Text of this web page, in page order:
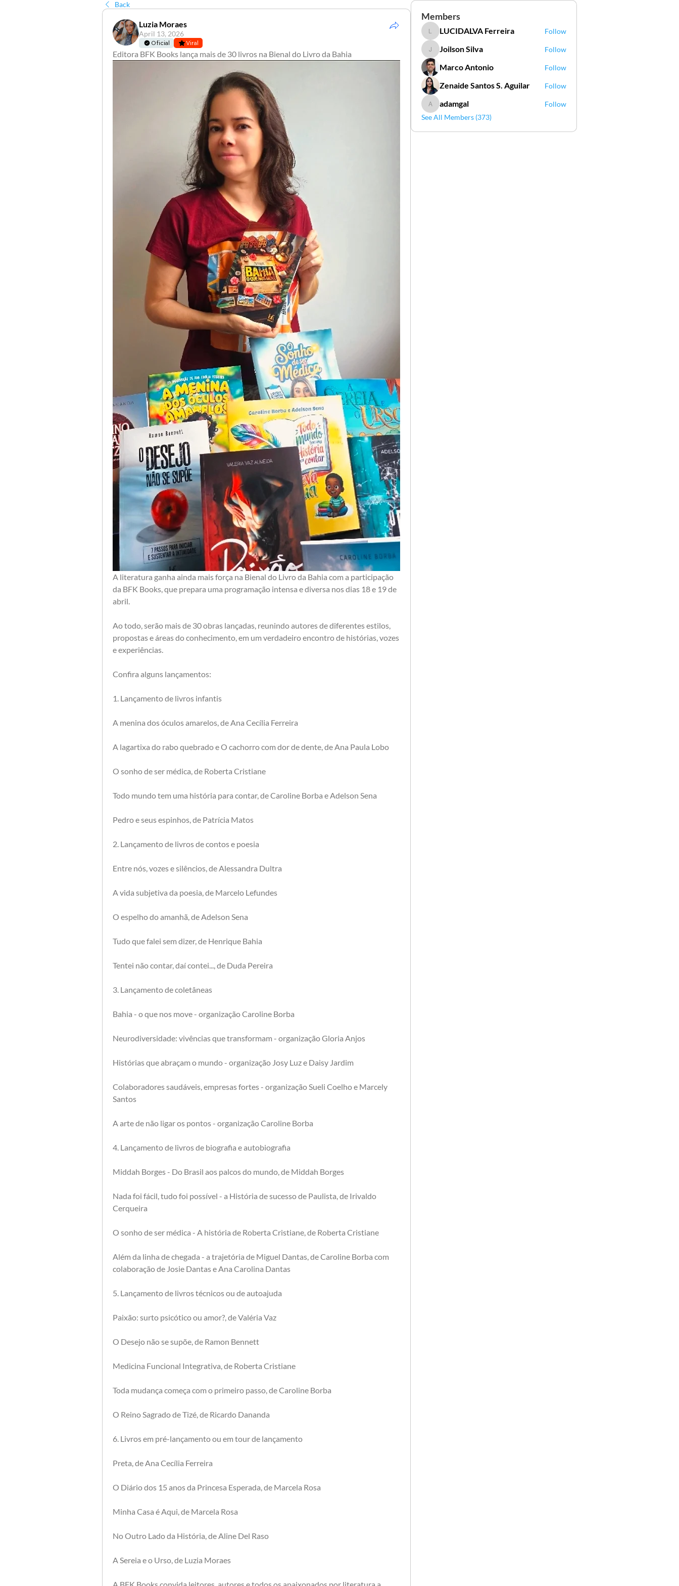
Back
Luzia Moraes
April 13, 2026
Oficial Viral
Editora BFK Books lança mais de 30 livros na Bienal do Livro da Bahia
A literatura ganha ainda mais força na Bienal do Livro da Bahia com a participação
da BFK Books, que prepara uma programação intensa e diversa nos dias 18 e 19 de
abril.
Ao todo, serão mais de 30 obras lançadas, reunindo autores de diferentes estilos,
propostas e áreas do conhecimento, em um verdadeiro encontro de histórias, vozes
e experiências.
Confira alguns lançamentos:
1. Lançamento de livros infantis
A menina dos óculos amarelos, de Ana Cecília Ferreira
A lagartixa do rabo quebrado e O cachorro com dor de dente, de Ana Paula Lobo
O sonho de ser médica, de Roberta Cristiane
Todo mundo tem uma história para contar, de Caroline Borba e Adelson Sena
Pedro e seus espinhos, de Patrícia Matos
2. Lançamento de livros de contos e poesia
Entre nós, vozes e silêncios, de Alessandra Dultra
A vida subjetiva da poesia, de Marcelo Lefundes
O espelho do amanhã, de Adelson Sena
Tudo que falei sem dizer, de Henrique Bahia
Tentei não contar, daí contei..., de Duda Pereira
3. Lançamento de coletâneas
Bahia - o que nos move - organização Caroline Borba
Neurodiversidade: vivências que transformam - organização Gloria Anjos
Histórias que abraçam o mundo - organização Josy Luz e Daisy Jardim
Colaboradores saudáveis, empresas fortes - organização Sueli Coelho e Marcely
Santos
A arte de não ligar os pontos - organização Caroline Borba
4. Lançamento de livros de biografia e autobiografia
Middah Borges - Do Brasil aos palcos do mundo, de Middah Borges
Nada foi fácil, tudo foi possível - a História de sucesso de Paulista, de Irivaldo
Cerqueira
O sonho de ser médica - A história de Roberta Cristiane, de Roberta Cristiane
Além da linha de chegada - a trajetória de Miguel Dantas, de Caroline Borba com
colaboração de Josie Dantas e Ana Carolina Dantas
5. Lançamento de livros técnicos ou de autoajuda
Paixão: surto psicótico ou amor?, de Valéria Vaz
O Desejo não se supõe, de Ramon Bennett
Medicina Funcional Integrativa, de Roberta Cristiane
Toda mudança começa com o primeiro passo, de Caroline Borba
O Reino Sagrado de Tizé, de Ricardo Dananda
6. Livros em pré-lançamento ou em tour de lançamento
Preta, de Ana Cecília Ferreira
O Diário dos 15 anos da Princesa Esperada, de Marcela Rosa
Minha Casa é Aqui, de Marcela Rosa
No Outro Lado da História, de Aline Del Raso
A Sereia e o Urso, de Luzia Moraes
Members
LUCIDALVA Ferreira
LUCIDALVA Ferreira Follow
Joilson Silva
Joilson Silva Follow
Marco Antonio Follow
Zenaide Santos S. Aguilar Follow
adamgal
adamgal
Follow
See All Members (373)